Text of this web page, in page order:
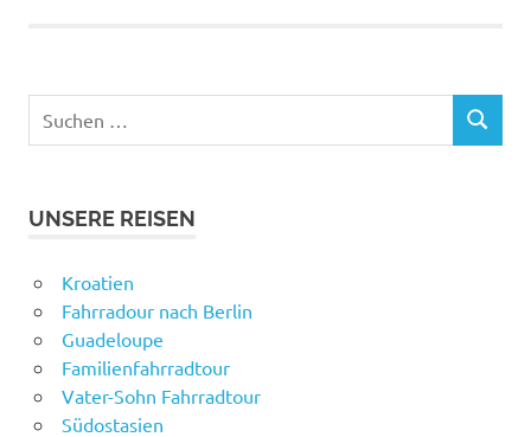
nach:
SUCHEN
UNSERE REISEN
Kroatien
Fahrradour nach Berlin
Guadeloupe
Familienfahrradtour
Vater-Sohn Fahrradtour
Südostasien